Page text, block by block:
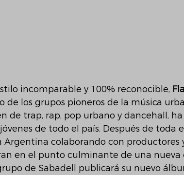
incomparable y 100% reconocible,
de los grupos pioneros de la música
de trap, rap, pop urbano y dancehall,
de todo el país. Después de toda
Argentina colaborando con productores
en el punto culminante de una nueva
de Sabadell publicará su nuevo